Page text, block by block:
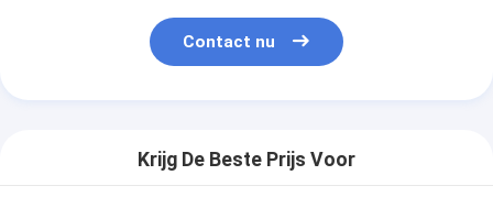
Contact nu
Krijg De Beste Prijs Voor